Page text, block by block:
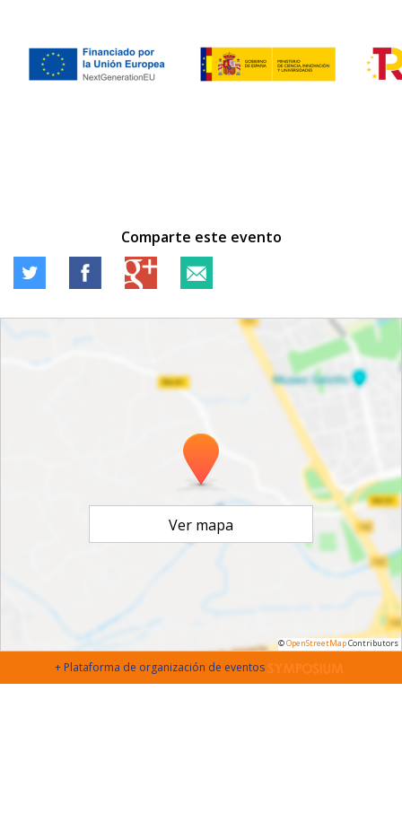
Comparte este evento
Ver mapa
©OpenStreetMapContributors
+ Plataforma de organización de eventos